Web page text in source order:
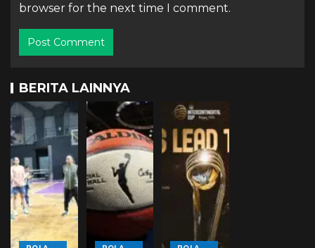
browser for the next time I comment.
BERITA LAINNYA